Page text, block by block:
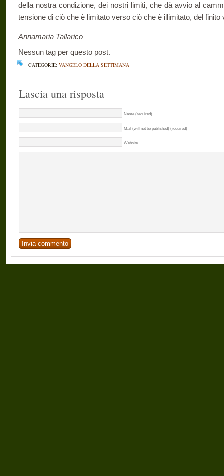
della no­stra condizione, dei nostri limiti, che dà avvio al
tensione di ciò che è limitato verso ciò che è illimitato, del finito
Annamaria Tallarico
Nessun tag per questo post.
CATEGORIE: VANGELO DELLA SETTIMANA
Lascia una risposta
Name (required)
Mail (will not be published) (required)
Website